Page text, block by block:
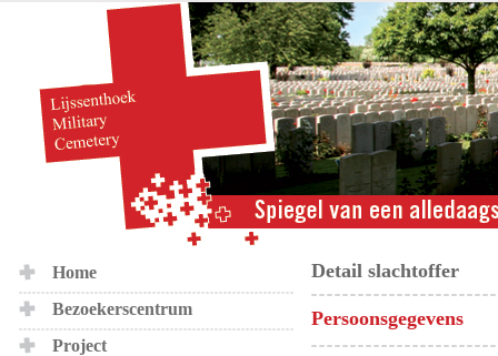
Home
Bezoekerscentrum
Project
Detail slachtoffer
Persoonsgegevens